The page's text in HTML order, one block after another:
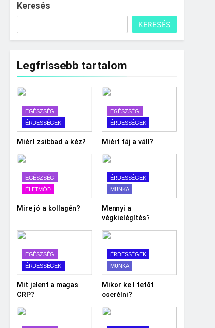
Keresés
KERESÉS
Legfrissebb tartalom
EGÉSZSÉG
ÉRDESSÉGEK
Miért zsibbad a kéz?
EGÉSZSÉG
ÉRDESSÉGEK
Miért fáj a váll?
EGÉSZSÉG
ÉLETMÓD
Mire jó a kollagén?
ÉRDESSÉGEK
MUNKA
Mennyi a
végkielégítés?
EGÉSZSÉG
ÉRDESSÉGEK
Mit jelent a magas
CRP?
ÉRDESSÉGEK
MUNKA
Mikor kell tetőt
cserélni?